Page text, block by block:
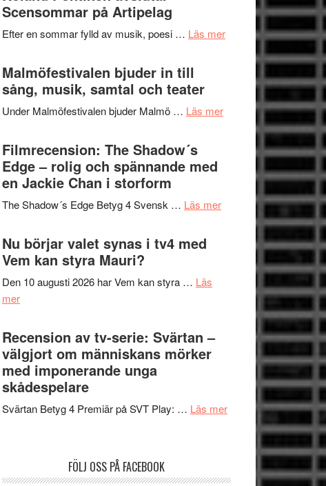
vidsträckta
fascinerande,
spännande
och
mycket
att
tänka
Scensommar på Artipelag
Efter en sommar fylld av musik, poesi … Läs merom
Hannes
Roland
Pöntinen
Scensommar
Artipelag
Malmöfestivalen bjuder in till
sång, musik, samtal och teater
Under Malmöfestivalen bjuder Malmö … Läs merom
Malmöfestivalen
Filmrecension: The Shadow´s
Edge – rolig och spännande med
en Jackie Chan i storform
The Shadow´s Edge Betyg 4 Svensk … Läs merom
Filmrecension:
Shadow
spännande
Chan
storform
Nu börjar valet synas i tv4 med
Vem kan styra Mauri?
Den 10 augusti 2026 har Vem kan styra … Läs
merom
valet
synas
i
tv4
med
Mauri?
Recension av tv-serie: Svärtan –
välgjort om människans mörker
med imponerande unga
skådespelare
Svärtan Betyg 4 Premiär på SVT Play: … Läs merom
Recension
FÖLJ OSS PÅ FACEBOOK